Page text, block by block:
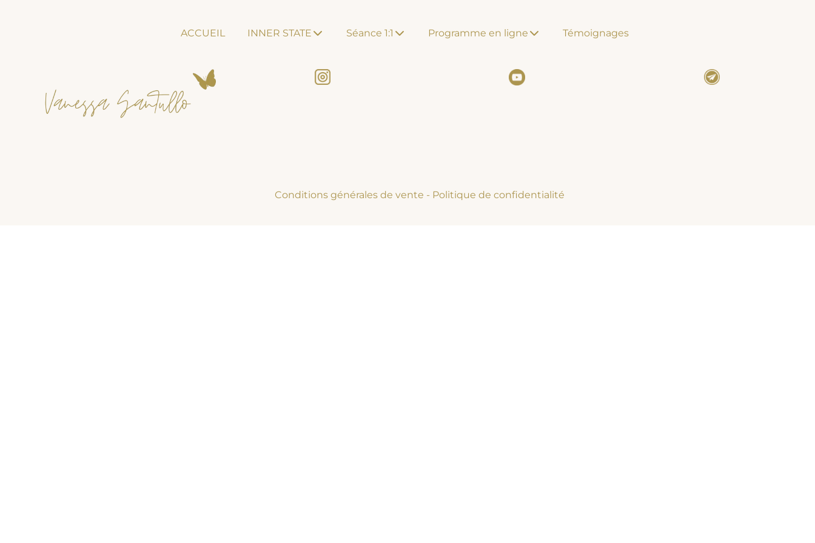
ACCUEIL INNER STATE Séance 1:1 Programme en ligne Témoignages
Conditions générales de vente - Politique de confidentialité